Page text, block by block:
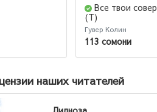
Все твои
(Т)
Гувер Колин
113 сомони
наших читателей